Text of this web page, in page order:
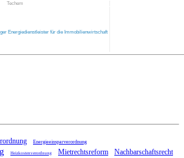
Techem
Energiedienstleister für die Immobilienwirtschaft
Energieeinsparverordnung
Heizkostenverordnung Mietrechtsreform Nachbarschaftsrecht